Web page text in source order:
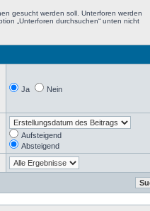
gesucht werden soll. Unterforen werden
„Unterforen durchsuchen“ unten nicht
Ja Nein
Aufsteigend
Absteigend